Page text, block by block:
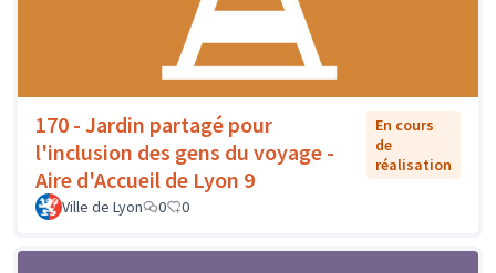
170 - Jardin partagé pour
l'inclusion des gens du voyage -
Aire d'Accueil de Lyon 9
En cours
de
réalisation
Ville de Lyon 0 0